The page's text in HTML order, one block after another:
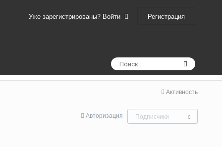
Уже зарегистрированы? Войти Регистрация
Активность
Авторизация Подписчики 0